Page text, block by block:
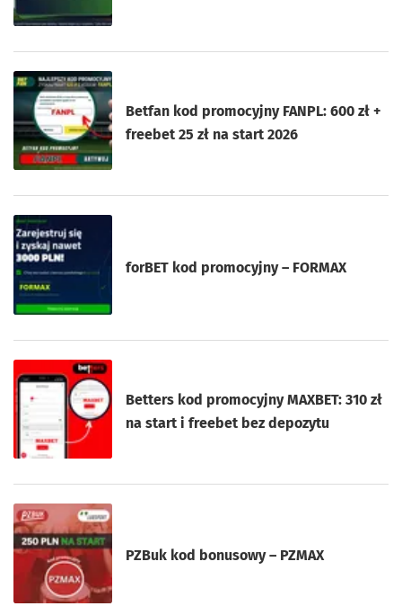
Betfan kod promocyjny FANPL: 600 zł +
freebet 25 zł na start 2026
forBET kod promocyjny – FORMAX
Betters kod promocyjny MAXBET: 310 zł
na start i freebet bez depozytu
PZBuk kod bonusowy – PZMAX